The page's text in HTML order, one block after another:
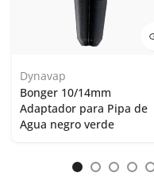
Dynavap
Bonger 10/14mm
Adaptador para Pipa de
Agua negro verde